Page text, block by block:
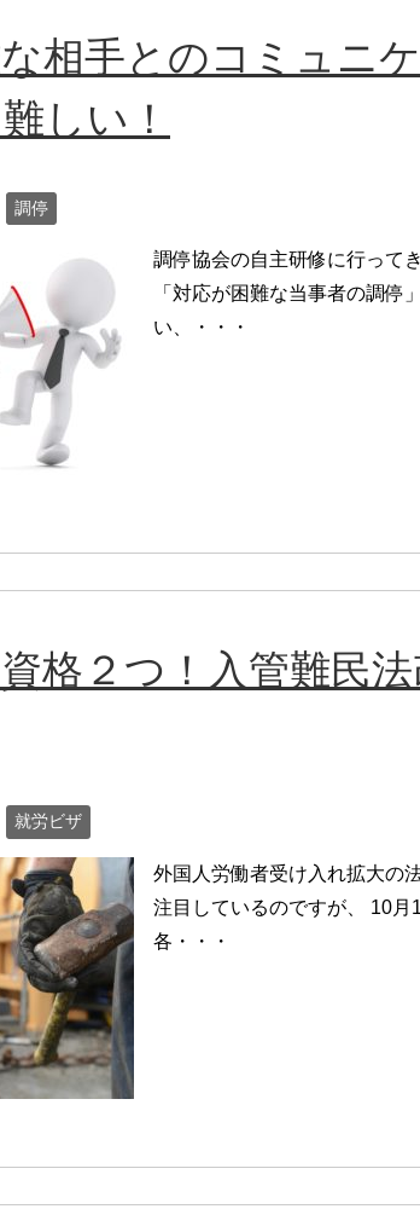
相手とのコミュニ
しい！
調停
調停協会の自主研修に行って
「対応が困難な当事者の調停
い、・・・
格２つ！入管難民法
就労ビザ
外国人労働者受け入れ拡大の
注目しているのですが、 10月
各・・・